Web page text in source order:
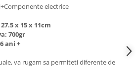
electrice
x 15 x 11cm
700gr
ani +
va rugam sa permiteti diferente de